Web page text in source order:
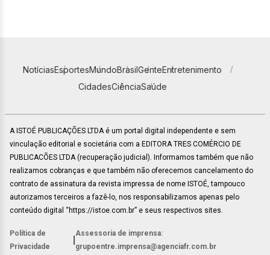
NotíciasEsportesMundoBrasilGenteEntretenimento
CidadesCiênciaSaúde
A ISTOÉ PUBLICAÇÕES LTDA é um portal digital independente e sem
vinculação editorial e societária com a EDITORA TRES COMÉRCIO DE
PUBLICACÕES LTDA (recuperação judicial). Informamos também que não
realizamos cobranças e que também não oferecemos cancelamento do
contrato de assinatura da revista impressa de nome ISTOÉ, tampouco
autorizamos terceiros a fazê-lo, nos responsabilizamos apenas pelo
conteúdo digital “https://istoe.com.br” e seus respectivos sites.
Política de
Privacidade
Assessoria de imprensa:
grupoentre.imprensa@agenciafr.com.br